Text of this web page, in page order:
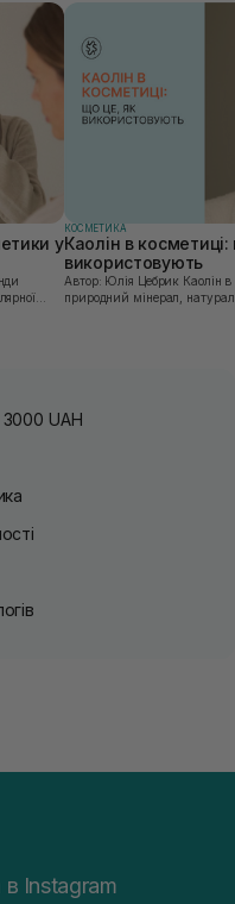
у
КОСМЕТИКА
Каолін в
використовують
Автор: Юлія Цебрик Каолін в косметології – це
природний мінерал,
UAH
в Instagram